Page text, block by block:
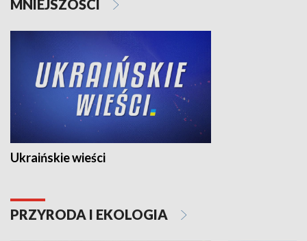
MNIEJSZOŚCI
Ukraińskie wieści
PRZYRODA I EKOLOGIA